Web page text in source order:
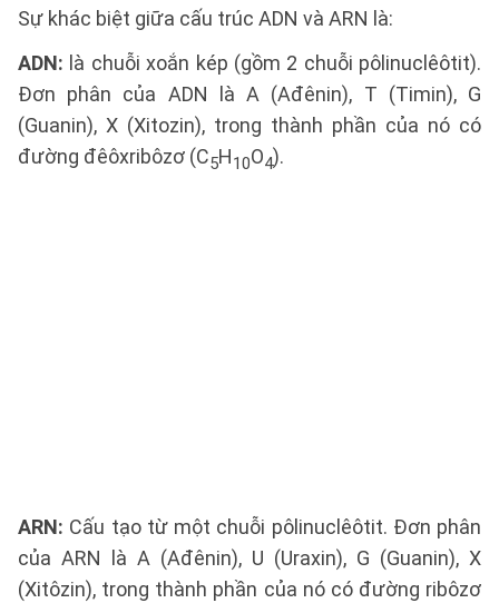
Sự khác biệt giữa cấu trúc ADN và ARN là:
ADN: là chuỗi xoắn kép (gồm 2 chuỗi pôlinuclêôtit).
Đơn phân của ADN là A (Ađênin), T (Timin), G
(Guanin), X (Xitozin), trong thành phần của nó có
đường đêôxribôzơ (C5H10O4).
ARN: Cấu tạo từ một chuỗi pôlinuclêôtit. Đơn phân
của ARN là A (Ađênin), U (Uraxin), G (Guanin), X
(Xitôzin), trong thành phần của nó có đường ribôzơ